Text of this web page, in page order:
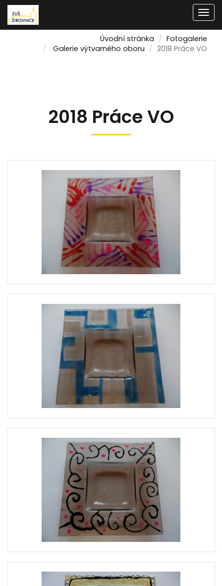
Úvodní stránka
Fotogalerie
Galerie výtvarného oboru
2018 Práce VO
2018 Práce VO